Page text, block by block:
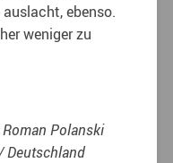
auslacht, ebenso.
weniger zu
Polanski
Deutschland